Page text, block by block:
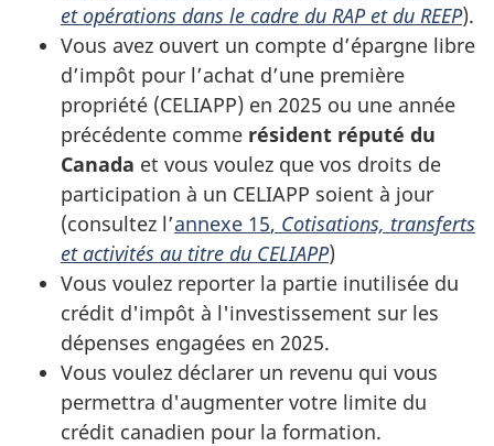
et opérations dans le cadre du RAP et du REEP).
Vous avez ouvert un compte d’épargne libre
d’impôt pour l’achat d’une première
propriété (CELIAPP) en 2025 ou une année
précédente comme résident réputé du
Canada et vous voulez que vos droits de
participation à un CELIAPP soient à jour
(consultez l’annexe 15, Cotisations, transferts
et activités au titre du CELIAPP)
Vous voulez reporter la partie inutilisée du
crédit d'impôt à l'investissement sur les
dépenses engagées en 2025.
Vous voulez déclarer un revenu qui vous
permettra d'augmenter votre limite du
crédit canadien pour la formation.